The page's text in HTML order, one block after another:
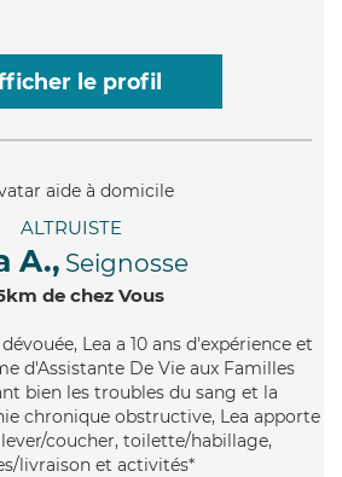
le profil
ALTRUISTE
A., Seignosse
de chez Vous
Lea a 10 ans d'expérience et
d'Assistante De Vie aux Familles
bien les troubles du sang et la
chronique obstructive, Lea apporte
lever/coucher, toilette/habillage,
livraison et activités*